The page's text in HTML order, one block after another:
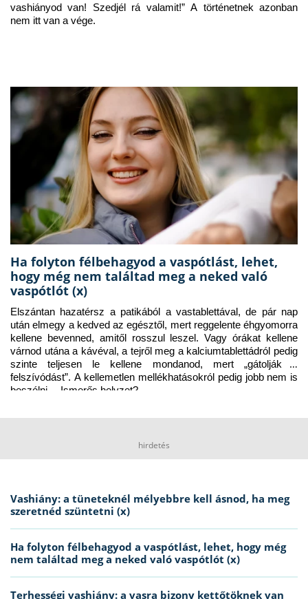
vashiányod van! Szedjél rá valamit!” A történetnek azonban
nem itt van a vége.
Ha folyton félbehagyod a vaspótlást, lehet,
hogy még nem találtad meg a neked való
vaspótlót (x)
Elszántan hazatérsz a patikából a vastablettával, de pár nap
után elmegy a kedved az egésztől, mert reggelente éhgyomorra
kellene bevenned, amitől rosszul leszel. Vagy órákat kellene
várnod utána a kávéval, a tejről meg a kalciumtablettádról pedig
szinte teljesen le kellene mondanod, mert „gátolják a
felszívódást”. A kellemetlen mellékhatásokról pedig jobb nem is
beszélni… Ismerős helyzet?
hirdetés
Vashiány: a tüneteknél mélyebbre kell ásnod, ha meg
szeretnéd szüntetni (x)
Ha folyton félbehagyod a vaspótlást, lehet, hogy még
nem találtad meg a neked való vaspótlót (x)
Terhességi vashiány: a vasra bizony kettőtöknek van